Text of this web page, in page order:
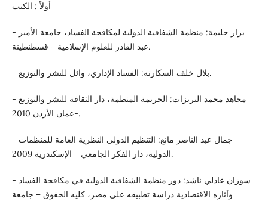
أولاً : الكتب
- بزار حليمة: منظمة الشفافية الدولية لمكافحة الفساد، جامعة الأمير
عبد القادر للعلوم الإسلامية - قسطنطينة.
- بلال خلف السكارته: الفساد الإداري، وائل للنشر والتوزيع.
- مجاهد محمد البريزات: الجريمة المنظمة، دار الثقافة للنشر والتوزيع
-عمان الأردن 2010.
- جمال عبد الناصر مانع: التنظيم الدولي النظرية العامة للمنظمات
الدولية، دار الفكر الجامعي - الإسكندرية 2009.
- سوزان عادلي ناشد: دور منظمة الشفافية الدولية في مكافحة الفساد
وآثاره الاقتصادية دراسة تطبيقه على مصر، كليه الحقوق – جامعة